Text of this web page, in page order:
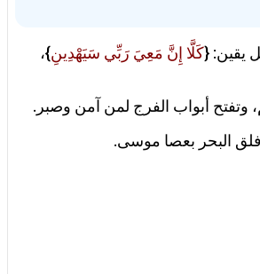
يقين: {كَلَّا إِنَّ مَعِيَ رَبِّي سَيَهْدِينِ}،
وتفتح أبواب الفرج لمن آمن وصبر.
البحر بعصا موسى.